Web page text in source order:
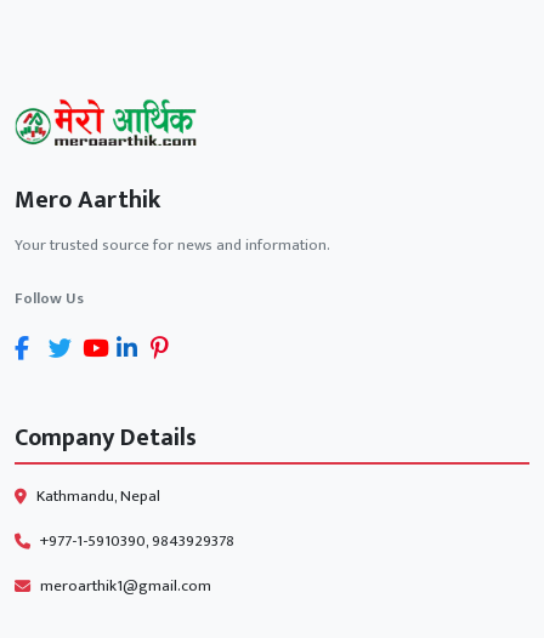
Mero Aarthik
Your trusted source for news and information.
Follow Us
Company Details
Kathmandu, Nepal
+977-1-5910390, 9843929378
meroarthik1@gmail.com